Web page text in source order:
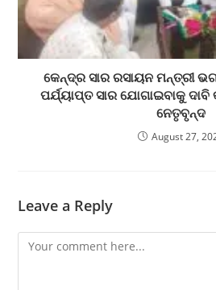
କେନ୍ଦ୍ର ସାର ରସାୟନ ମନ୍ତ୍ରୀ
ପର୍ଯ୍ୟାପ୍ତ ସାର ଯୋଗାଇବାକୁ
ନେତୃବୃନ୍ଦ
August 27,
Leave a Reply